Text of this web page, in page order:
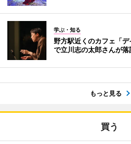
学ぶ・知る
野方駅近くのカフェ「デ
で立川志の太郎さんが落
もっと見る
買う